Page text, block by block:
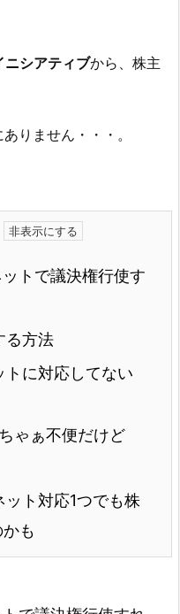
ニシアティブから、株主
りません・・・。
トで議決権行使す
る方法
トに対応してない
ゃぁ不便だけど
ット対応1つでも株
も